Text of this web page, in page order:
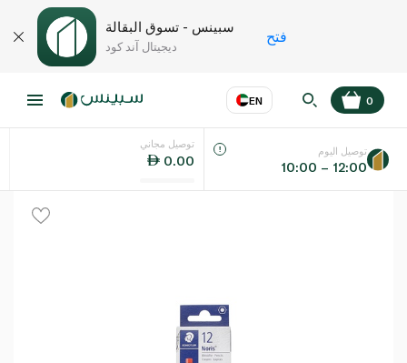
سبينس - تسوق البقالة
ديجيتال آند كود
فتح
EN
اللغة عر
0
توصيل مجاني
0.00
توصيل اليوم
10:00 – 12:00